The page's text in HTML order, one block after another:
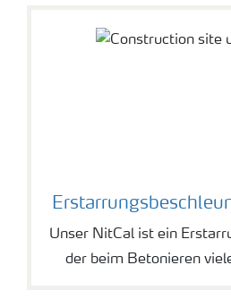
Unser NitCal ist ein
der beim Betonieren